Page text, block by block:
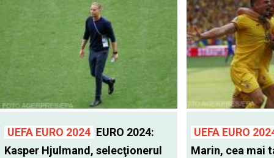
UEFA EURO 2024 EURO 2024:
Kasper Hjulmand, selecţionerul
UEFA EURO
Marin, cea mai